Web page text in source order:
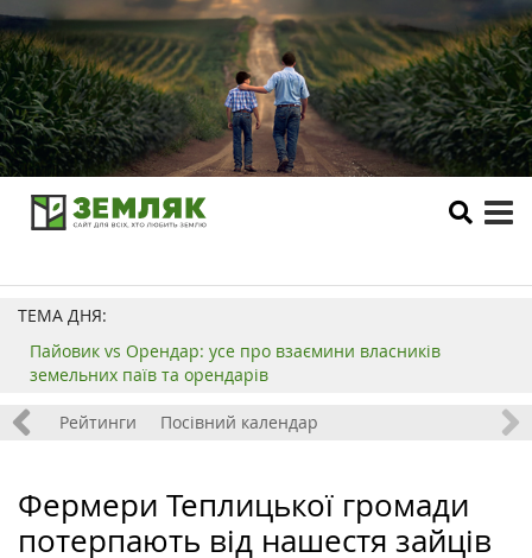
ТЕМА ДНЯ:
Пайовик vs Орендар: усе про взаємини власників
земельних паїв та орендарів
Рейтинги Посівний календар
Фермери Теплицької громади
потерпають від нашестя зайців